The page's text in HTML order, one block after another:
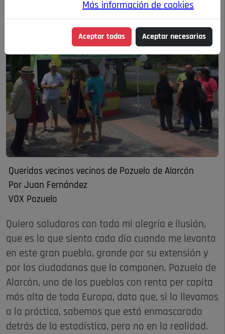
Queridos vecinos vecinos de Pozuelo de Alarcón
Por Juan Fernández
VOX Pozuelo
Quiero saludaros con toda mi alegría e ilusión,
que es lo que siento cada día cuando me levanto
en este gran pueblo, grande por su extensión y
por los ciudadanos que lo componen. Pozuelo de
Alarcón, uno de los pueblos con renta per capita
más alta de toda Europa, dato que, si lo llevamos
a la práctica, sabemos que está enmascarado
detrás de la estadística, pero no en la realidad.
Más información de cookies
Aceptar todas Aceptar necesarias